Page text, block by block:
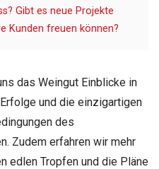
Gibt es neue Projekte
Kunden freuen können?
das Weingut Einblicke in
und die einzigartigen
des
Zudem erfahren wir mehr
edlen Tropfen und die Pläne